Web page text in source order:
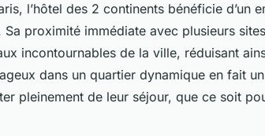
l’hôtel des 2 continents bénéficie d’un
proximité immédiate avec plusieurs
incontournables de la ville, réduisant
dans un quartier dynamique en fait
pleinement de leur séjour, que ce soit